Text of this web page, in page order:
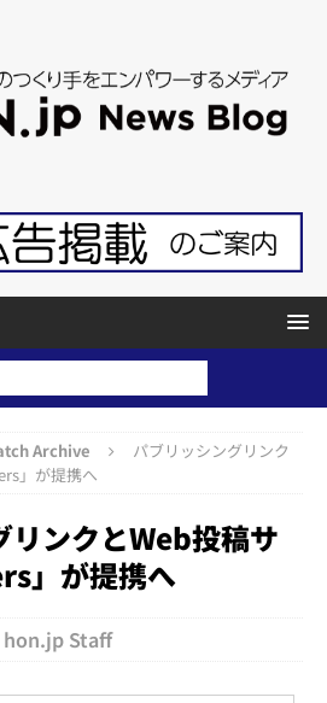
Archive
パブリッシングリンク
」が提携へ
リンクとWeb投稿サ
」が提携へ
hon.jp Staff